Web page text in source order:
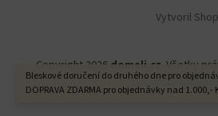
Bleskové doručení do druhého dne pro
DOPRAVA ZDARMA pro objednávky nad 1.000,-
Vytvoril
Copyright 2026 domeli.cz . Všetky
nastavenie